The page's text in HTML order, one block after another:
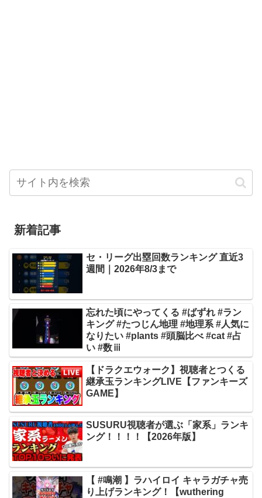
新着記事
セ・リーグ出塁回数ランキング 直近3
週間｜2026年8/3まで
忘れた頃にやってくる #ばずれ #ラン
キング #たつじん地理 #地理系 #人気に
なりたい #plants #頭脳比べ #cat #占
い #数ⅲ
【ドラクエウォーク】視聴者とつくる
継承玉ランキングLIVE【ファンキーズ
GAME】
SUSURU視聴者が選ぶ「家系」ランキ
ング！！！！【2026年版】
【 #鳴潮 】ラハイロイ キャラガチャ売
り上げランキング！【wuthering